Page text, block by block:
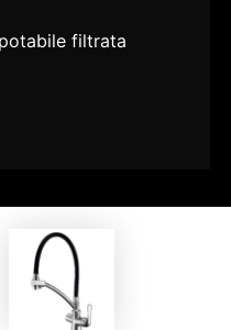
filtrata